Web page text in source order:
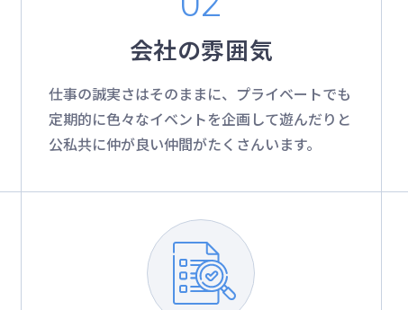
会社の雰囲気
仕事の誠実さはそのままに、プライベートでも
定期的に色々なイベントを企画して遊んだりと
公私共に仲が良い仲間がたくさんいます。